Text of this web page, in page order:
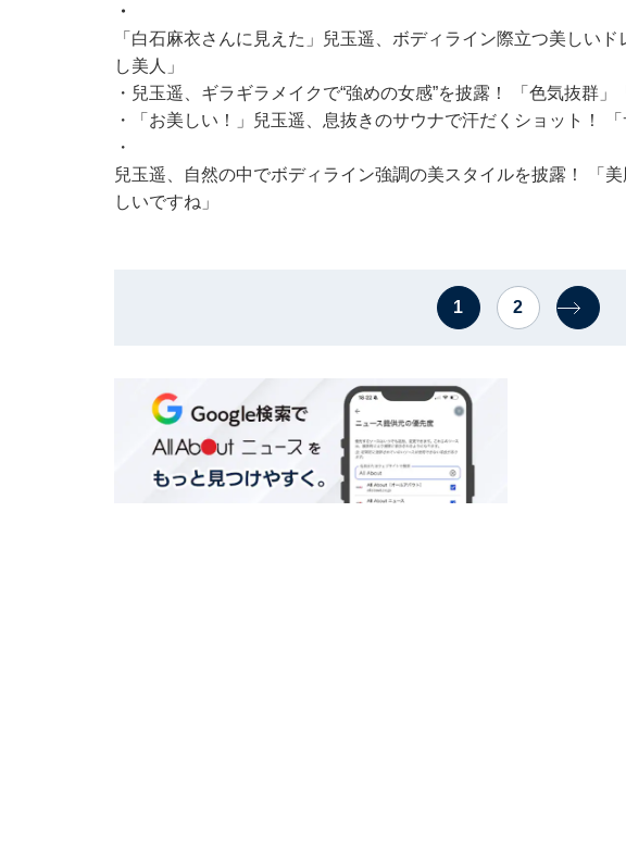
・
「白石麻衣さんに見えた」兒玉遥、ボディライン際立つ美しい
し美人」
・ 兒玉遥、ギラギラメイクで“強めの女感”を披露！ 「色気抜群
・
「お美しい！」兒玉遥、息抜きのサウナで汗だくショット！
・
兒玉遥、自然の中でボディライン強調の美スタイルを披露！ 「
しいですね」
1 2